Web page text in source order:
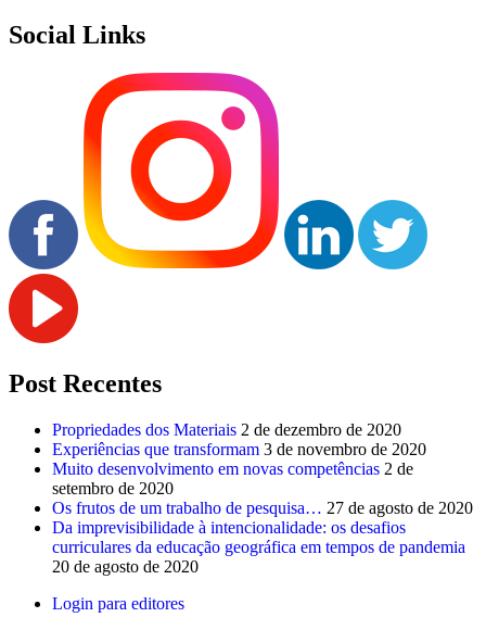
Social Links
Post Recentes
Propriedades dos Materiais 2 de dezembro de 2020
Experiências que transformam 3 de novembro de 2020
Muito desenvolvimento em novas competências 2 de
setembro de 2020
Os frutos de um trabalho de pesquisa… 27 de agosto de 2020
Da imprevisibilidade à intencionalidade: os desafios
curriculares da educação geográfica em tempos de pandemia
20 de agosto de 2020
Login para editores